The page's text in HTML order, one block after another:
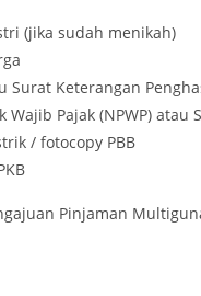
(jika sudah menikah)
Surat Keterangan
Wajib Pajak (NPWP)
/ fotocopy PBB
Pinjaman